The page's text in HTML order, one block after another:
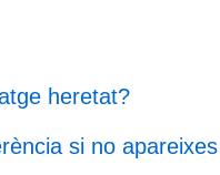
heretat?
si no